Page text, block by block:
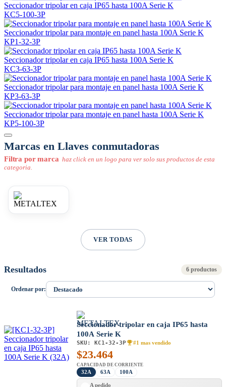
Seccionador tripolar en caja IP65 hasta 100A Serie K
KC5-100-3P
Seccionador tripolar para montaje en panel hasta 100A Serie K
KP1-32-3P
Seccionador tripolar en caja IP65 hasta 100A Serie K
KC3-63-3P
Seccionador tripolar para montaje en panel hasta 100A Serie K
KP3-63-3P
Seccionador tripolar para montaje en panel hasta 100A Serie K
KP5-100-3P
Marcas en Llaves conmutadoras
Filtra por marca haz click en un logo para ver solo sus productos de esta
categoria.
VER TODAS
Resultados 6 productos
Ordenar por:
Seccionador tripolar en caja IP65 hasta
100A Serie K
SKU: KC1-32-3P #1 mas vendido
$23.464
CAPACIDAD DE CORRIENTE
32A 63A 100A
A pedido